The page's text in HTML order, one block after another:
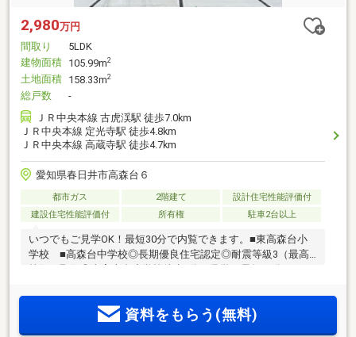
2,980万円
間取り
5LDK
建物面積 105.99m2
土地面積 158.33m2
総戸数
-
ＪＲ中央本線 古虎渓駅 徒歩7.0km
ＪＲ中央本線 定光寺駅 徒歩4.8km
ＪＲ中央本線 高蔵寺駅 徒歩4.7km
愛知県春日井市高森台６
都市ガス 2階建て
設計住宅性能評価付
建設住宅性能評価付
所有権 駐車2台以上
いつでもご見学OK！最短30分で内覧できます。■東高森台小
学校 ■高森台中学校◎長期優良住宅認定◎耐震等級3（最高
等級）取得◎東高森台小学校徒歩7分≪見学は最短30分から
「見学予約」をタップ→日時をお選びください。≪お急ぎの
方はお電話で≫◇青色の電話マークをタップ自己資金が少な
資料をもらう(無料)